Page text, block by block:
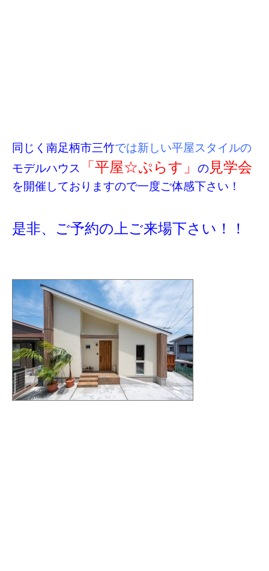
同じく南足柄市三竹では新しい平屋スタイルの
モデルハウス
「平屋☆ぷらす」 の 見学会
を開催しておりますので一度ご体感下さい！
是非、ご予約の上ご来場下さい！！